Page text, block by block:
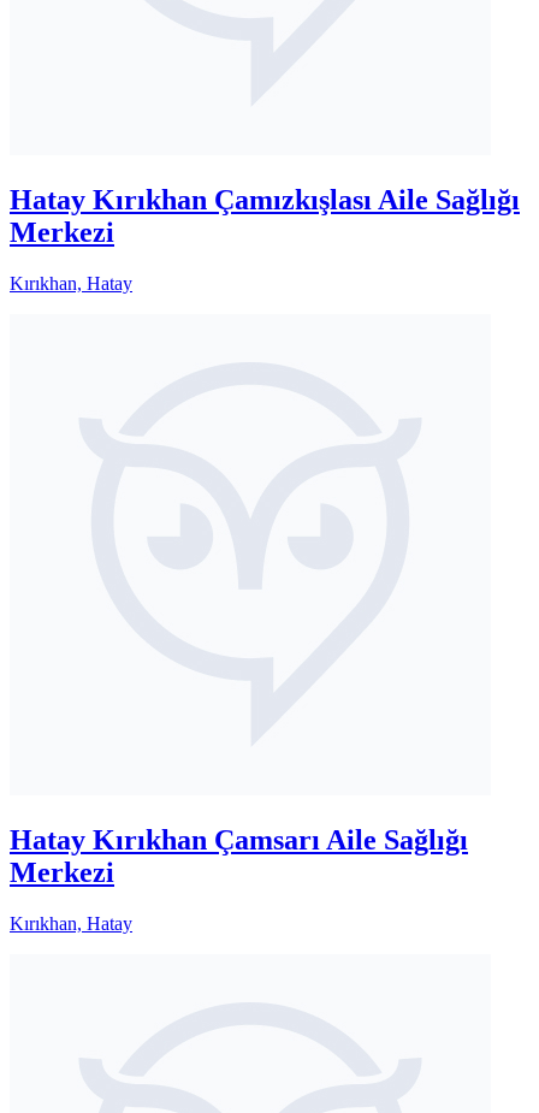
Hatay Kırıkhan Çamızkışlası Aile Sağlığı
Merkezi
Kırıkhan, Hatay
Hatay Kırıkhan Çamsarı Aile Sağlığı
Merkezi
Kırıkhan, Hatay